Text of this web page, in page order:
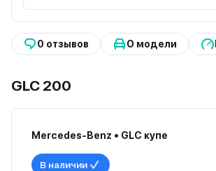
0 отзывов О модели
GLC 200
Mercedes-Benz • GLC купе
В наличии